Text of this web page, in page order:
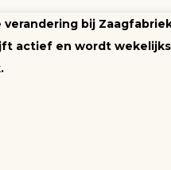
bij
actief en wordt